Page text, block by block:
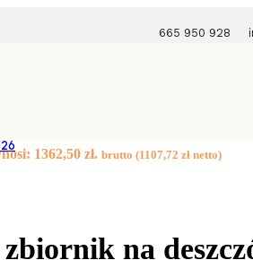
665 950 928
Slim 300l, 500l i 650l (zestaw)
1362,50 zł. brutto (1107,72 zł netto)
na